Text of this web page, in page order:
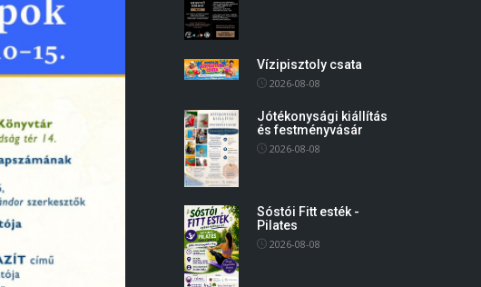
Vízipisztoly csata
2026-08-08
Jótékonysági kiállítás
és festményvásár
2026-08-08
Sóstói Fitt esték -
Pilates
2026-08-08